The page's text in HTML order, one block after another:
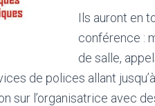
Ils auront en
conférence :
de salle,
de polices allant
sur l’organisatrice avec